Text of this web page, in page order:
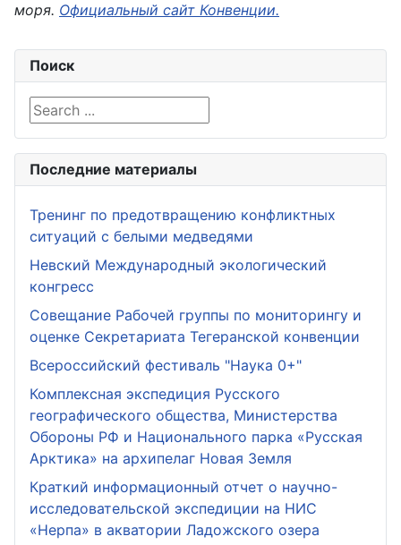
моря. Официальный сайт Конвенции.
Поиск
Search ...
Последние материалы
Тренинг по предотвращению конфликтных
ситуаций с белыми медведями
Невский Международный экологический
конгресс
Совещание Рабочей группы по мониторингу и
оценке Секретариата Тегеранской конвенции
Всероссийский фестиваль "Наука 0+"
Комплексная экспедиция Русского
географического общества, Министерства
Обороны РФ и Национального парка «Русская
Арктика» на архипелаг Новая Земля
Краткий информационный отчет о научно-
исследовательской экспедиции на НИС
«Нерпа» в акватории Ладожского озера